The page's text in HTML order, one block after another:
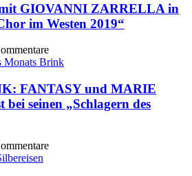
GIOVANNI ZARRELLA in
im Westen 2019“
FANTASY und MARIE
seinen „Schlagern des